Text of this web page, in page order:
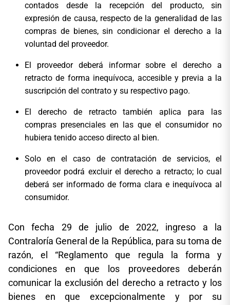
contados desde la recepción del producto, sin
expresión de causa, respecto de la generalidad de las
compras de bienes, sin condicionar el derecho a la
voluntad del proveedor.
El proveedor deberá informar sobre el derecho a
retracto de forma inequívoca, accesible y previa a la
suscripción del contrato y su respectivo pago.
El derecho de retracto también aplica para las
compras presenciales en las que el consumidor no
hubiera tenido acceso directo al bien.
Solo en el caso de contratación de servicios, el
proveedor podrá excluir el derecho a retracto; lo cual
deberá ser informado de forma clara e inequívoca al
consumidor.
Con fecha 29 de julio de 2022, ingreso a la
Contraloría General de la República, para su toma de
razón, el “Reglamento que regula la forma y
condiciones en que los proveedores deberán
comunicar la exclusión del derecho a retracto y los
bienes en que excepcionalmente y por su